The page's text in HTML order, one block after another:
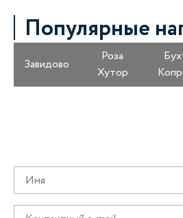
Популярные
Завидово
Роза
Хутор